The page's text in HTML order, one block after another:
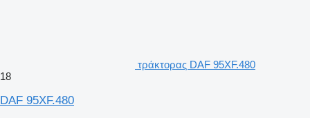
τράκτορας DAF 95XF.480
18
DAF 95XF.480